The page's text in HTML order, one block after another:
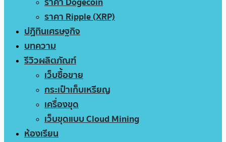
ราคา Ripple (XRP)
ปฏิทินเศรษฐกิจ
บทความ
รีวิวผลิตภัณฑ์
เว็บซื้อขาย
กระเป๋าเก็บเหรียญ
เครื่องขุด
เว็บขุดแบบ Cloud Mining
ห้องเรียน